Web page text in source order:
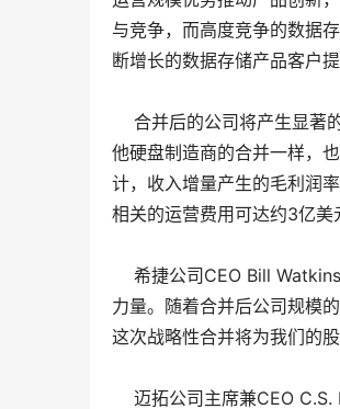
与竞争，而高度竞争的数据
断增长的数据存储产品客户
合并后的公司将产生显著
他硬盘制造商的合并一样，
计，收入增量产生的毛利润
相关的运营费用可达约3亿美
希捷公司CEO Bill Watkins
力量。随着合并后公司规模
这次战略性合并将为我们的
迈拓公司主席兼CEO C.S.